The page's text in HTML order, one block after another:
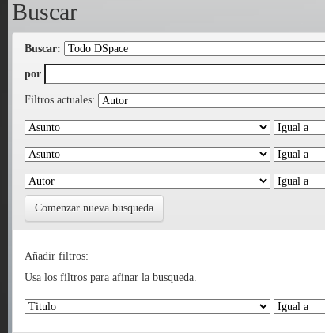
Buscar
Buscar:
por
Filtros actuales:
Comenzar nueva busqueda
Añadir filtros:
Usa los filtros para afinar la busqueda.